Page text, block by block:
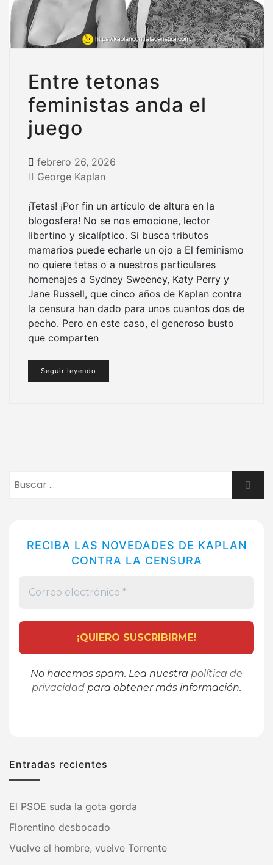
Entre tetonas
feministas anda el
juego
febrero 26, 2026
George Kaplan
¡Tetas! ¡Por fin un artículo de altura en la
blogosfera! No se nos emocione, lector
libertino y sicalíptico. Si busca tributos
mamarios puede echarle un ojo a El feminismo
no quiere tetas o a nuestros particulares
homenajes a Sydney Sweeney, Katy Perry y
Jane Russell, que cinco años de Kaplan contra
la censura han dado para unos cuantos dos de
pecho. Pero en este caso, el generoso busto
que comparten
Seguir leyendo
RECIBA LAS NOVEDADES DE KAPLAN
CONTRA LA CENSURA
No hacemos spam. Lea nuestra política de
privacidad para obtener más información.
Entradas recientes
El PSOE suda la gota gorda
Florentino desbocado
Vuelve el hombre, vuelve Torrente